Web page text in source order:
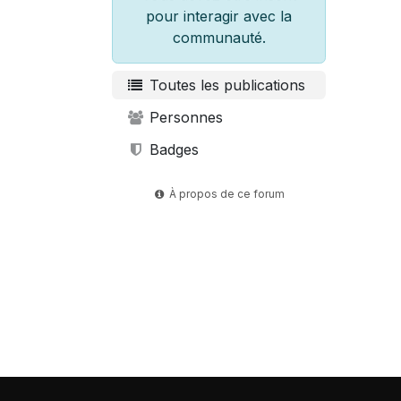
pour interagir avec la
communauté.
Toutes les publications
Personnes
Badges
À propos de ce forum